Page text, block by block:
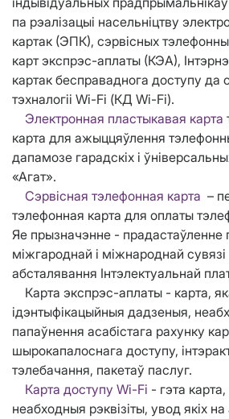
па рэалізацыі насельніцтву
картак (ЭПК), сэрвісных
карт экспрэс-аплаты (КЭА),
картак бесправаднога доступу да
тэхналогіі Wi-Fi (КД Wi-Fi).
Электронная пластыкавая карта
карта для ажыццяўлення
дапамозе гарадскіх і
«Агат».
Сэрвісная тэлефонная карта –
тэлефонная карта для оплаты
Яе прызначэнне - прадастаўленне
міжгароднай і міжнароднай
абсталявання Інтэлектуальнай
Карта экспрэс-аплаты - карта,
ідэнтыфікацыйныя дадзеныя,
папаўнення асабістага рахунку
шырокапалоснага доступу,
тэлебачання, пакетаў паслуг.
Карта доступу Wi-Fi - гэта
неабходныя рэквізіты, увод якіх